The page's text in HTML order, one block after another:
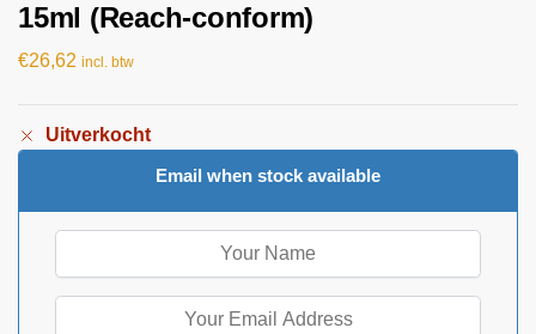
15ml (Reach-conform)
€26,62 incl. btw
Uitverkocht
Email when stock available